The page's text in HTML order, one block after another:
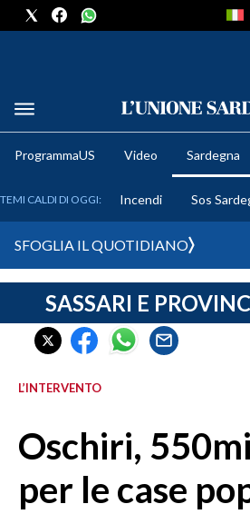
METEO
CRONACA SARDEGNA
CAGLIARI
SULCIS IGLESIENTE
ORISTANO E PROVINCIA
SASSARI E PROVINCIA
GALLURA
ProgrammaUS Video Sardegna
TEMI CALDI DI OGGI: Incendi Sos
SFOGLIA IL QUOTIDIANO
SASSARI E
L’INTERVENTO
Oschiri,
per le case